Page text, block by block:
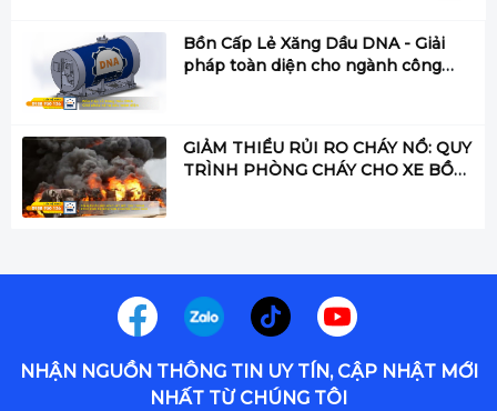
Bồn Cấp Lẻ Xăng Dầu DNA - Giải
pháp toàn diện cho ngành công
GIẢM THIỂU RỦI RO CHÁY NỔ: QUY
TRÌNH PHÒNG CHÁY CHO XE BỒN
NHẬN NGUỒN THÔNG TIN UY TÍN, CẬP NHẬT MỚI
NHẤT TỪ CHÚNG TÔI